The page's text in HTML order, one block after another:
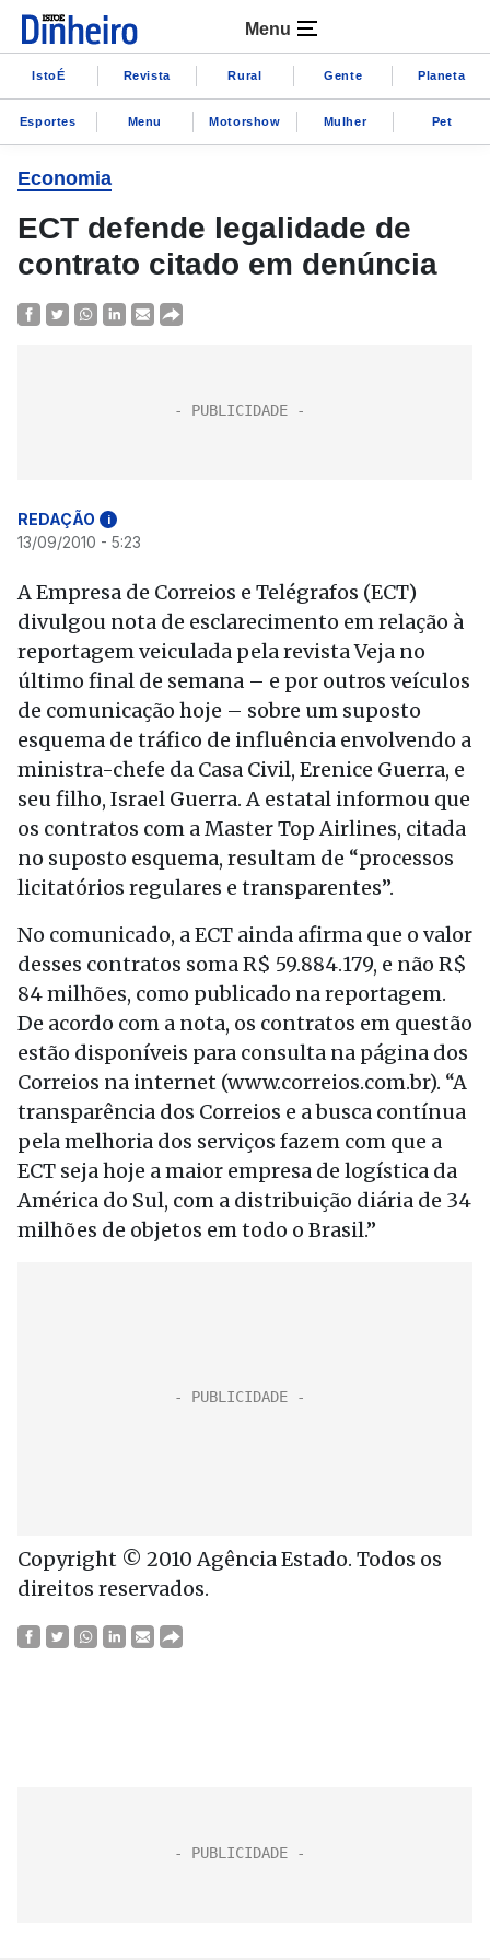
Menu
IstoÉ Revista Rural Gente Planeta
Esportes Menu Motorshow Mulher Pet
Economia
ECT defende legalidade de
contrato citado em denúncia
REDAÇÃO i
13/09/2010 - 5:23
A Empresa de Correios e Telégrafos (ECT)
divulgou nota de esclarecimento em relação à
reportagem veiculada pela revista Veja no
último final de semana – e por outros veículos
de comunicação hoje – sobre um suposto
esquema de tráfico de influência envolvendo a
ministra-chefe da Casa Civil, Erenice Guerra, e
seu filho, Israel Guerra. A estatal informou que
os contratos com a Master Top Airlines, citada
no suposto esquema, resultam de “processos
licitatórios regulares e transparentes”.
No comunicado, a ECT ainda afirma que o valor
desses contratos soma R$ 59.884.179, e não R$
84 milhões, como publicado na reportagem.
De acordo com a nota, os contratos em questão
estão disponíveis para consulta na página dos
Correios na internet (www.correios.com.br). “A
transparência dos Correios e a busca contínua
pela melhoria dos serviços fazem com que a
ECT seja hoje a maior empresa de logística da
América do Sul, com a distribuição diária de 34
milhões de objetos em todo o Brasil.”
Copyright © 2010 Agência Estado. Todos os
direitos reservados.